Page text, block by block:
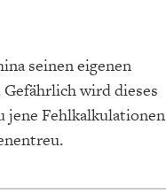
seinen eigenen
wird dieses
jene Fehlkalkulationen